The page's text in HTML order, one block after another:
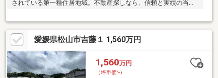
されている第一種住居地域。不動産探しなら、信頼と実績の当社
をサポートし、不動産探しをスムーズにいたします。お気軽にお
問い合わせください(^_^)
愛媛県松山市吉藤１ 1,560万円
1,560万円
（坪単価:-）